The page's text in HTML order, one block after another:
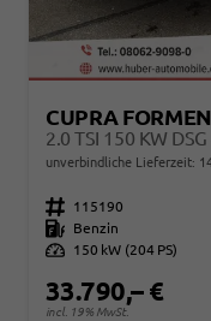
CUPRA
2.0 TSI 150 KW
unverbindliche Lieferzeit:
Fahrzeugnr. 115190
Kraftstoff
Benzin
Leistung
150 kW (204 PS)
33.790,– €
incl. 19% MwSt.